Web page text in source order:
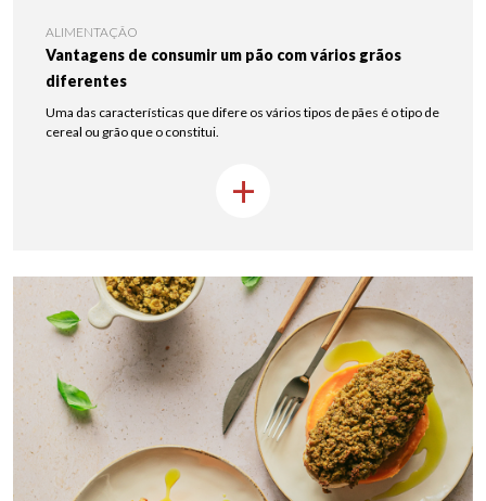
ALIMENTAÇÃO
Vantagens de consumir um pão com vários grãos
diferentes
Uma das características que difere os vários tipos de pães é o tipo de
cereal ou grão que o constitui.
+